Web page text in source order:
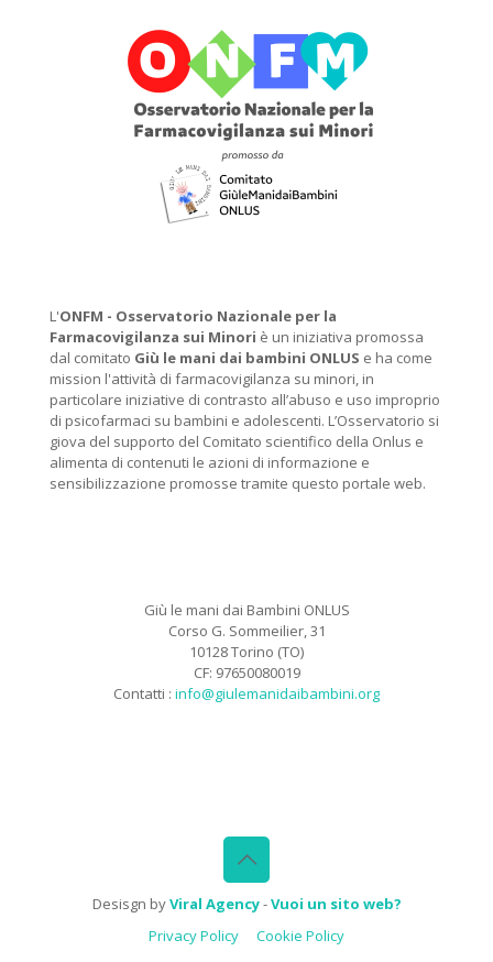
L'ONFM - Osservatorio Nazionale per la
Farmacovigilanza sui Minori è un iniziativa promossa
dal comitato Giù le mani dai bambini ONLUS e ha come
mission l'attività di farmacovigilanza su minori, in
particolare iniziative di contrasto all’abuso e uso improprio
di psicofarmaci su bambini e adolescenti. L’Osservatorio si
giova del supporto del Comitato scientifico della Onlus e
alimenta di contenuti le azioni di informazione e
sensibilizzazione promosse tramite questo portale web.
Giù le mani dai Bambini ONLUS
Corso G. Sommeilier, 31
10128 Torino (TO)
CF: 97650080019
Contatti : info@giulemanidaibambini.org
Desisgn byViral Agency-Vuoi un sito web?
Privacy Policy
Cookie Policy